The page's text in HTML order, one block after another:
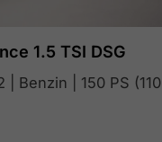
1.5 TSI DSG
Benzin | 150 PS (110